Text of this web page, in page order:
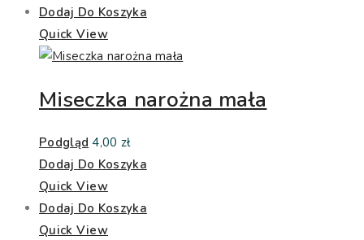
Dodaj Do Koszyka
Quick View
Miseczka narożna mała
Podgląd 4,00 zł
Dodaj Do Koszyka
Quick View
Dodaj Do Koszyka
Quick View